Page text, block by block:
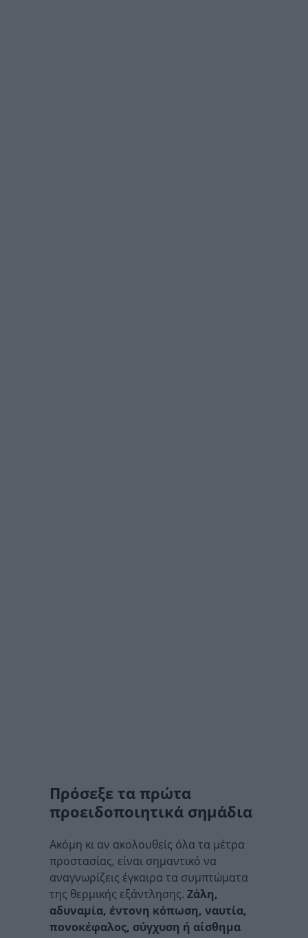
Πρόσεξε τα πρώτα
προειδοποιητικά σημάδια
Ακόμη κι αν ακολουθείς όλα τα μέτρα
προστασίας, είναι σημαντικό να
αναγνωρίζεις έγκαιρα τα συμπτώματα
της θερμικής εξάντλησης. Ζάλη,
αδυναμία, έντονη κόπωση, ναυτία,
πονοκέφαλος, σύγχυση ή αίσθημα